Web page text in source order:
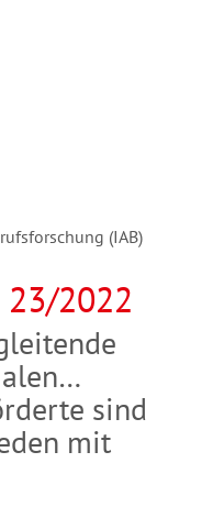
(IAB)
2022
sind
mit